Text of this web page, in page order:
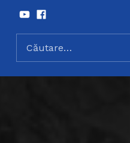
SOCIAL LINKS
YoutubeFacebook
SEARCH THE SITE
Caută după: